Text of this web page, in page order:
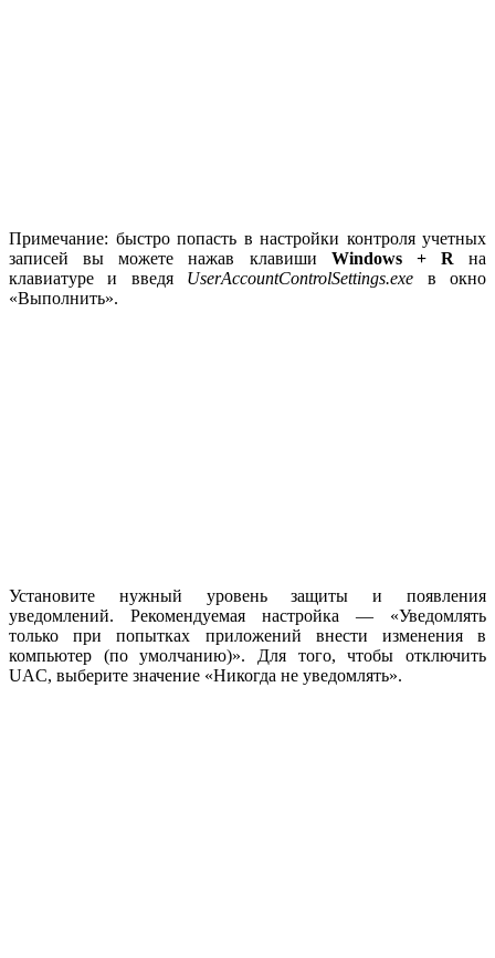
Примечание: быстро попасть в настройки контроля учетных
записей вы можете нажав клавиши Windows + R на
клавиатуре и введя UserAccountControlSettings.exe в окно
«Выполнить».
Установите нужный уровень защиты и появления
уведомлений. Рекомендуемая настройка — «Уведомлять
только при попытках приложений внести изменения в
компьютер (по умолчанию)». Для того, чтобы отключить
UAC, выберите значение «Никогда не уведомлять».